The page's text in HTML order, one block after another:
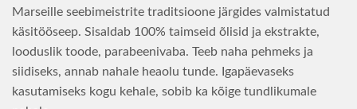
oli:
5.39 €.
on:
2.99 €.
Marseille seebimeistrite traditsioone järgides valmistatud
käsitööseep. Sisaldab 100% taimseid õlisid ja ekstrakte,
looduslik toode, parabeenivaba. Teeb naha pehmeks ja
siidiseks, annab nahale heaolu tunde. Igapäevaseks
kasutamiseks kogu kehale, sobib ka kõige tundlikumale